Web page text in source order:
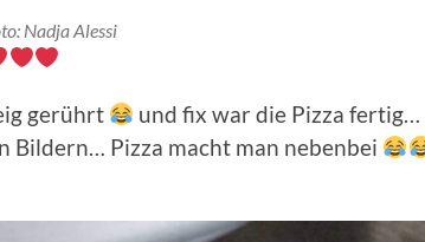
Nadja Alessi
gerührt
und fix war die Pizza fertig…
Bildern… Pizza macht man nebenbei